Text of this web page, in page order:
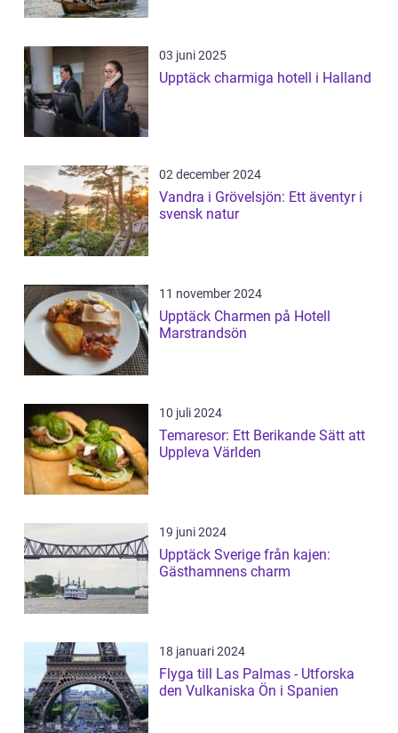
03 juni 2025
Upptäck charmiga hotell i Halland
02 december 2024
Vandra i Grövelsjön: Ett äventyr i
svensk natur
11 november 2024
Upptäck Charmen på Hotell
Marstrandsön
10 juli 2024
Temaresor: Ett Berikande Sätt att
Uppleva Världen
19 juni 2024
Upptäck Sverige från kajen:
Gästhamnens charm
18 januari 2024
Flyga till Las Palmas - Utforska
den Vulkaniska Ön i Spanien